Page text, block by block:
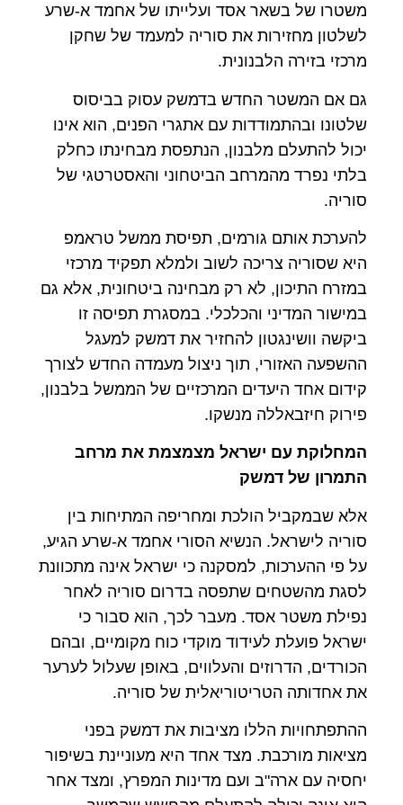
משטרו של בשאר אסד ועלייתו של אחמד א-שרע
לשלטון מחזירות את סוריה למעמד של שחקן
מרכזי בזירה הלבנונית.
גם אם המשטר החדש בדמשק עסוק בביסוס
שלטונו ובהתמודדות עם אתגרי הפנים, הוא אינו
יכול להתעלם מלבנון, הנתפסת מבחינתו כחלק
בלתי נפרד מהמרחב הביטחוני והאסטרטגי של
סוריה.
להערכת אותם גורמים, תפיסת ממשל טראמפ
היא שסוריה צריכה לשוב ולמלא תפקיד מרכזי
במזרח התיכון, לא רק מבחינה ביטחונית, אלא גם
במישור המדיני והכלכלי. במסגרת תפיסה זו
ביקשה וושינגטון להחזיר את דמשק למעגל
ההשפעה האזורי, תוך ניצול מעמדה החדש לצורך
קידום אחד היעדים המרכזיים של הממשל בלבנון,
פירוק חיזבאללה מנשקו.
המחלוקת עם ישראל מצמצמת את מרחב
התמרון של דמשק
אלא שבמקביל הולכת ומחריפה המתיחות בין
סוריה לישראל. הנשיא הסורי אחמד א-שרע הגיע,
על פי ההערכות, למסקנה כי ישראל אינה מתכוונת
לסגת מהשטחים שתפסה בדרום סוריה לאחר
נפילת משטר אסד. מעבר לכך, הוא סבור כי
ישראל פועלת לעידוד מוקדי כוח מקומיים, ובהם
הכורדים, הדרוזים והעלווים, באופן שעלול לערער
את אחדותה הטריטוריאלית של סוריה.
ההתפתחויות הללו מציבות את דמשק בפני
מציאות מורכבת. מצד אחד היא מעוניינת בשיפור
יחסיה עם ארה"ב ועם מדינות המפרץ, ומצד אחר